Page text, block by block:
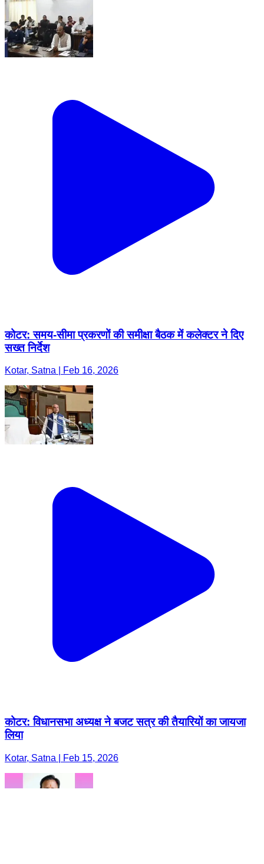
कोटर: समय-सीमा प्रकरणों की समीक्षा बैठक में कलेक्टर ने दिए
सख्त निर्देश
Kotar, Satna | Feb 16, 2026
कोटर: विधानसभा अध्यक्ष ने बजट सत्र की तैयारियों का जायजा
लिया
Kotar, Satna | Feb 15, 2026